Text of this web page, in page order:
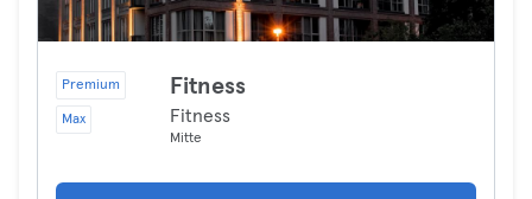
Premium
Max
Fitness
Fitness
Mitte